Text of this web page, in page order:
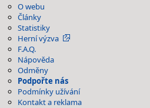
O webu
Články
Statistiky
Herní výzva
F.A.Q.
Nápověda
Odměny
Podpořte nás
Podmínky užívání
Kontakt a reklama